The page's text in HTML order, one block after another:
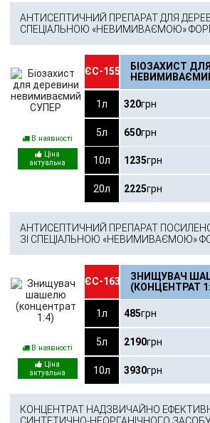
АНТИСЕПТИЧНИЙ ПРЕПАРАТ ДЛЯ
СПЕЦІАЛЬНОЮ «НЕВИМИВАЄМОЮ»
В наявності
ЄС-155
БІОЗАХИСТ
1л 320грн
5л 650грн
10л 1235грн
20л 2225грн
АНТИСЕПТИЧНИЙ ПРЕПАРАТ
ЗІ СПЕЦІАЛЬНОЮ «НЕВИМИВАЄМОЮ»
В наявності
ЄС-163
ЗНИЩУВАЧ
(КОНЦЕНТРАТ
1л 485грн
5л 2190грн
10л 3930грн
КОНЦЕНТРАТ НАДЗВИЧАЙНО